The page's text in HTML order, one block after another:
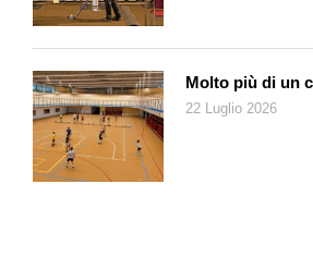
incrementare la natalità. Penalizzato era
in grado di mettere al mondo una prole
da contrastare, come recitava un
pubblicato nel 1928 con prefazione dello
Mussolini, era «regresso delle nascite:
un organismo demograficamente vitale
Molto più di un
22 Luglio 2026